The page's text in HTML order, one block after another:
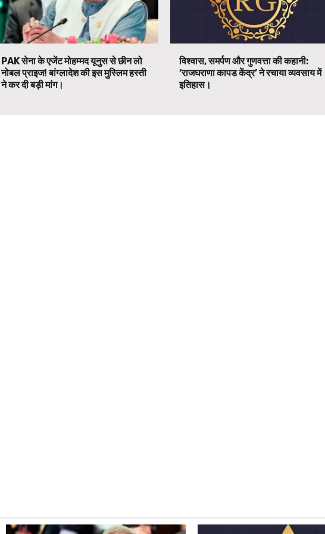
PAK सेना के एजेंट मोहम्मद यूनुस से छीन लो
नोबल प्राइज! बांग्लादेश की इस मुस्लिम हस्ती
ने कर दी बड़ी मांग।
विश्वास, समर्पण और गुणवत्ता की कहानी:
‘राजघराणा कापड केंद्र’ ने रचाया व्यवसाय में
इतिहास।